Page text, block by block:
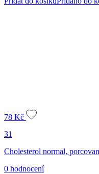
78 Kč
31
Cholesterol normal,
0 hodnocení